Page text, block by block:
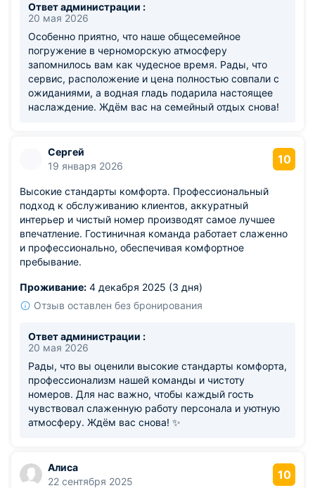
Ответ администрации :
20 мая 2026
Особенно приятно, что наше общесемейное
погружение в черноморскую атмосферу
запомнилось вам как чудесное время. Рады, что
сервис, расположение и цена полностью совпали с
ожиданиями, а водная гладь подарила настоящее
наслаждение. Ждём вас на семейный отдых снова!
Сергей
19 января 2026
10
Высокие стандарты комфорта. Профессиональный
подход к обслуживанию клиентов, аккуратный
интерьер и чистый номер производят самое лучшее
впечатление. Гостиничная команда работает слаженно
и профессионально, обеспечивая комфортное
пребывание.
Проживание: 4 декабря 2025 (3 дня)
Отзыв оставлен без бронирования
Ответ администрации :
20 мая 2026
Рады, что вы оценили высокие стандарты комфорта,
профессионализм нашей команды и чистоту
номеров. Для нас важно, чтобы каждый гость
чувствовал слаженную работу персонала и уютную
атмосферу. Ждём вас снова! ✨
Алиса
22 сентября 2025
10